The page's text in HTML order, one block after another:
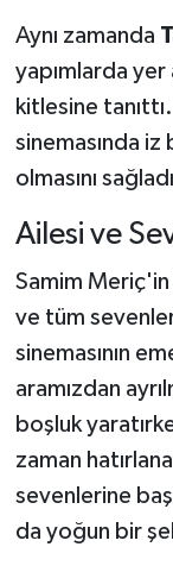
Aynı zamanda
yapımlarda yer
kitlesine
sinemasında iz
olmasını
Ailesi ve
Samim Meriç'in
ve tüm
sinemasının
aramızdan
boşluk
zaman
sevenlerine
da yoğun bir